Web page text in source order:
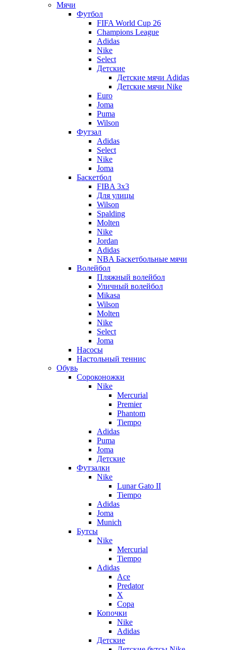
Мячи
Футбол
FIFA World Cup 26
Champions League
Adidas
Nike
Select
Детские
Детские мячи Adidas
Детские мячи Nike
Euro
Joma
Puma
Wilson
Футзал
Adidas
Select
Nike
Joma
Баскетбол
FIBA 3x3
Для улицы
Wilson
Spalding
Molten
Nike
Jordan
Adidas
NBA Баскетбольные мячи
Волейбол
Пляжный волейбол
Уличный волейбол
Mikasa
Wilson
Molten
Nike
Select
Joma
Насосы
Настольный теннис
Обувь
Сороконожки
Nike
Mercurial
Premier
Phantom
Tiempo
Adidas
Puma
Joma
Детские
Футзалки
Nike
Lunar Gato II
Tiempo
Adidas
Joma
Munich
Бутсы
Nike
Mercurial
Tiempo
Adidas
Ace
Predator
X
Copa
Копочки
Nike
Adidas
Детские